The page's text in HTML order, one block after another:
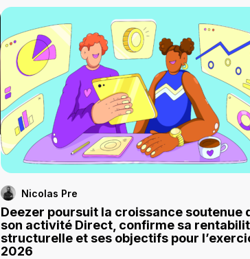
Nicolas Pre
Deezer poursuit la croissance soutenue
son activité Direct, confirme sa
structurelle et ses objectifs pour
2026